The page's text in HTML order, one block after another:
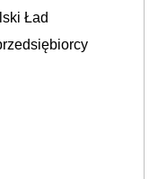
Ład